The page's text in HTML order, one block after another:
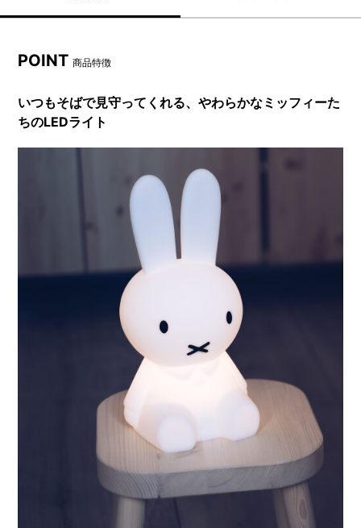
POINT商品特徴
いつもそばで見守ってくれる、やわらかなミッフィーた
ちのLEDライト